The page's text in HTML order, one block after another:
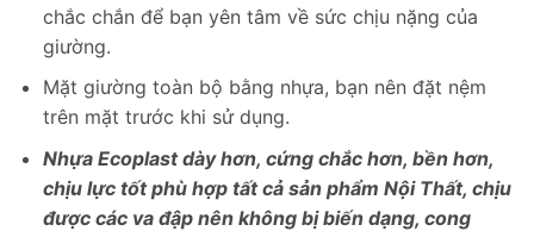
chắc chắn để bạn yên tâm về sức chịu nặng của
giường.
Mặt giường toàn bộ bằng nhựa, bạn nên đặt nệm
trên mặt trước khi sử dụng.
Nhựa Ecoplast dày hơn, cứng chắc hơn, bền hơn,
chịu lực tốt phù hợp tất cả sản phẩm Nội Thất, chịu
được các va đập nên không bị biến dạng, cong